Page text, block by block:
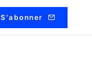
S'abonner